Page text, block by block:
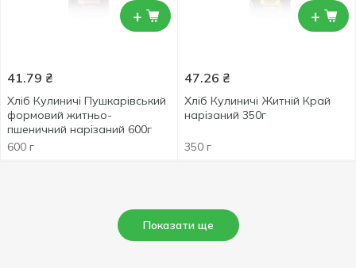
+
41.79 ₴
Хліб Кулиничі Пушкарівський
формовий житньо-
пшеничний нарізаний 600г
600 г
+
47.26 ₴
Хліб Кулиничі Житній Край
нарізаний 350г
350 г
Показати ще